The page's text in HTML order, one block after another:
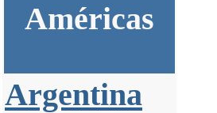
Américas
Argentina